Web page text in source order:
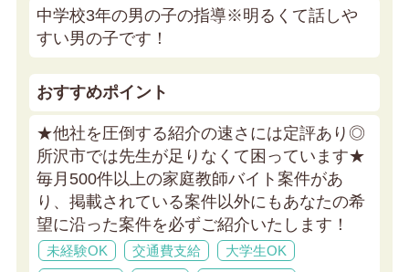
中学校3年の男の子の指導※明るくて話しや
すい男の子です！
おすすめポイント
★他社を圧倒する紹介の速さには定評あり◎
所沢市では先生が足りなくて困っています★
毎月500件以上の家庭教師バイト案件があ
り、掲載されている案件以外にもあなたの希
望に沿った案件を必ずご紹介いたします！
未経験OK 交通費支給
大学生OK